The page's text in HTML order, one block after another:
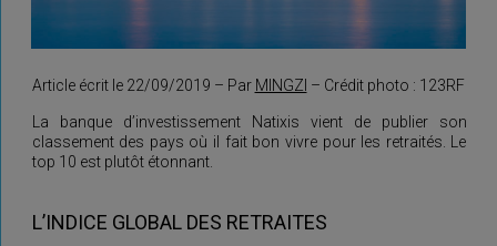
Article écrit le 22/09/2019 – Par MINGZI – Crédit photo : 123RF
La banque d’investissement Natixis vient de publier son
classement des pays où il fait bon vivre pour les retraités. Le
top 10 est plutôt étonnant.
L’INDICE GLOBAL DES RETRAITES